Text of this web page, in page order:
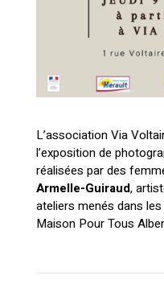
L’association Via
l’exposition de
réalisées par des
Armelle-Guiraud,
ateliers menés dans
Maison Pour Tous